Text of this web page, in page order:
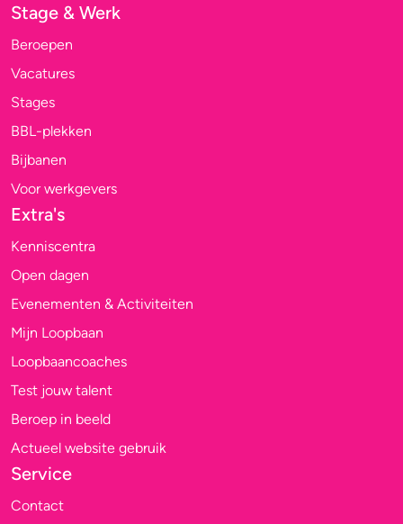
Stage & Werk
Beroepen
Vacatures
Stages
BBL-plekken
Bijbanen
Voor werkgevers
Extra's
Kenniscentra
Open dagen
Evenementen & Activiteiten
Mijn Loopbaan
Loopbaancoaches
Test jouw talent
Beroep in beeld
Actueel website gebruik
Service
Contact